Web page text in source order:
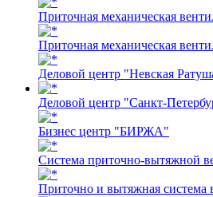
Приточная механическая
Приточная механическая
Деловой центр "Невская
Деловой центр "Санкт-
Бизнес центр "БИРЖА"
Cистема приточно-вытяжной
Приточно и вытяжная